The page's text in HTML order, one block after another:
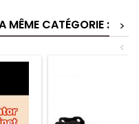
MÊME CATÉGORIE :
>
<